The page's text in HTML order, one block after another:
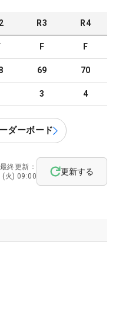
2 R3 R4
F F
69 70
3 4
ダーボード
終更新：
(火) 09:00
更新する